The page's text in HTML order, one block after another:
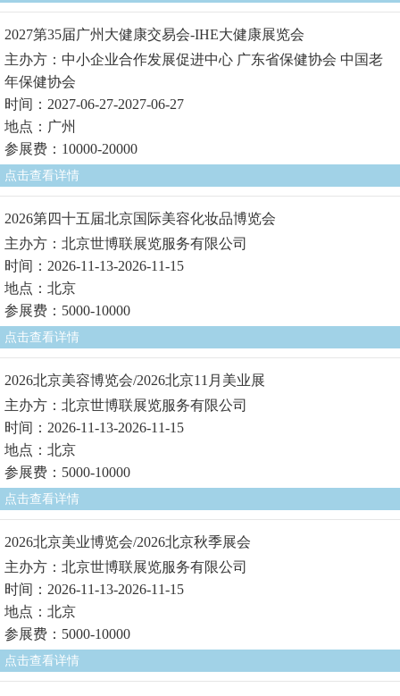
2027第35届广州大健康交易会-IHE大健康展览会
主办方：中小企业合作发展促进中心 广东省保健协会 中国老
年保健协会
时间：2027-06-27-2027-06-27
地点：广州
参展费：10000-20000
点击查看详情
2026第四十五届北京国际美容化妆品博览会
主办方：北京世博联展览服务有限公司
时间：2026-11-13-2026-11-15
地点：北京
参展费：5000-10000
点击查看详情
2026北京美容博览会/2026北京11月美业展
主办方：北京世博联展览服务有限公司
时间：2026-11-13-2026-11-15
地点：北京
参展费：5000-10000
点击查看详情
2026北京美业博览会/2026北京秋季展会
主办方：北京世博联展览服务有限公司
时间：2026-11-13-2026-11-15
地点：北京
参展费：5000-10000
点击查看详情